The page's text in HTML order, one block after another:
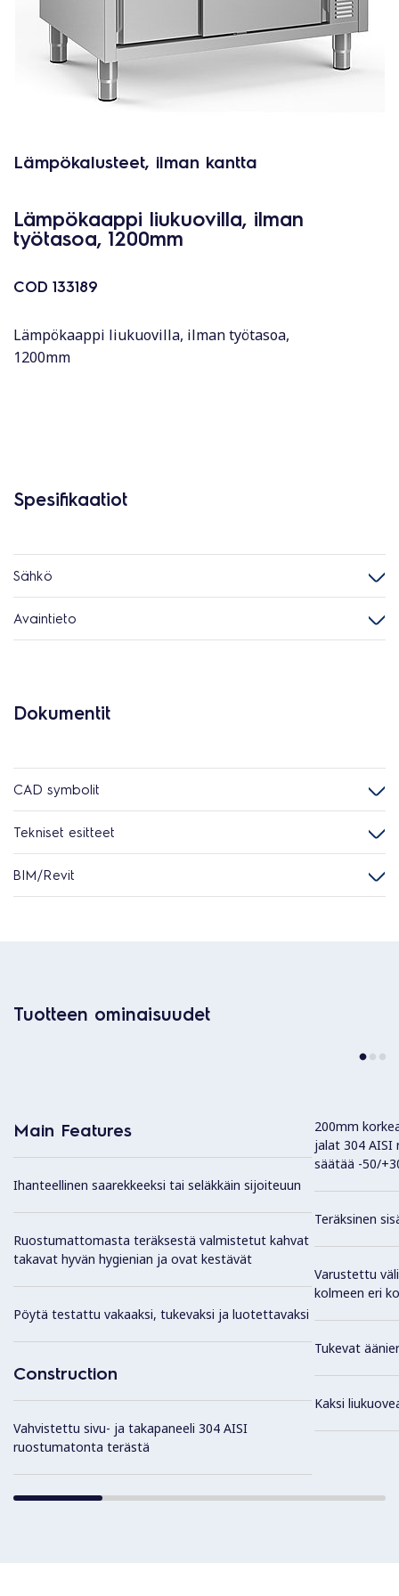
Lämpökalusteet, ilman kantta
Lämpökaappi liukuovilla, ilman
työtasoa, 1200mm
COD 133189
Lämpökaappi liukuovilla, ilman työtasoa,
1200mm
Spesifikaatiot
Sähkö
Avaintieto
Dokumentit
CAD symbolit
Tekniset esitteet
BIM/Revit
Tuotteen ominaisuudet
Main Features
Ihanteellinen saarekkeeksi tai seläkkäin sijoiteuun
Ruostumattomasta teräksestä valmistetut kahvat
takavat hyvän hygienian ja ovat kestävät
Pöytä testattu vakaaksi, tukevaksi ja luotettavaksi
Construction
Vahvistettu sivu- ja takapaneeli 304 AISI
ruostumatonta terästä
200mm
jalat 304
säätää -50/
Teräksinen
Varustettu
kolmeen eri
Tukevat
Kaksi